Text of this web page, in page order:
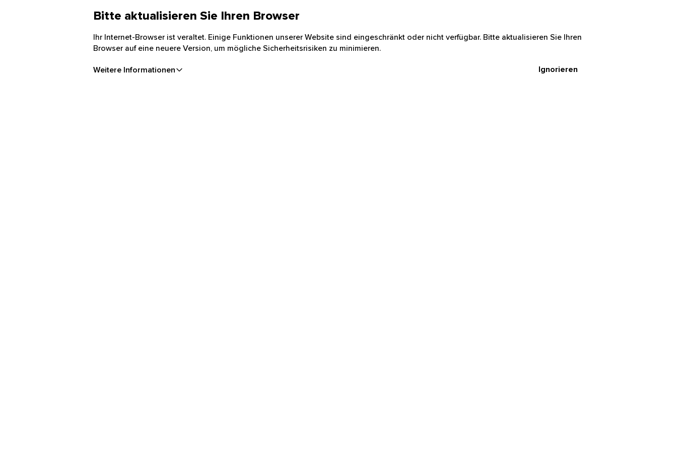
Bitte aktualisieren Sie Ihren Browser
Ihr Internet-Browser ist veraltet. Einige Funktionen unserer Website sind eingeschränkt oder nicht verfügbar. Bitte aktualisieren Sie Ihren
Browser auf eine neuere Version, um mögliche Sicherheitsrisiken zu minimieren.
Weitere Informationen Ignorieren